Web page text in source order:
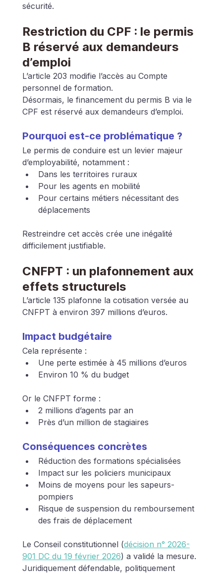
sécurité.
Restriction du CPF : le permis
B réservé aux demandeurs
d’emploi
L’article 203 modifie l’accès au Compte
personnel de formation.
Désormais, le financement du permis B via le
CPF est réservé aux demandeurs d’emploi.
Pourquoi est-ce problématique ?
Le permis de conduire est un levier majeur
d’employabilité, notamment :
Dans les territoires ruraux
Pour les agents en mobilité
Pour certains métiers nécessitant des
déplacements
Restreindre cet accès crée une inégalité
difficilement justifiable.
CNFPT : un plafonnement aux
effets structurels
L’article 135 plafonne la cotisation versée au
CNFPT à environ 397 millions d’euros.
Impact budgétaire
Cela représente :
Une perte estimée à 45 millions d’euros
Environ 10 % du budget
Or le CNFPT forme :
2 millions d’agents par an
Près d’un million de stagiaires
Conséquences concrètes
Réduction des formations spécialisées
Impact sur les policiers municipaux
Moins de moyens pour les sapeurs-
pompiers
Risque de suspension du remboursement
des frais de déplacement
Le Conseil constitutionnel (décision n° 2026-
901 DC du 19 février 2026) a validé la mesure.
Juridiquement défendable, politiquement